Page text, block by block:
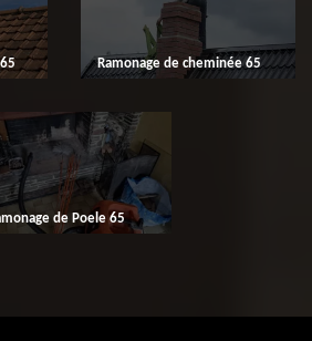
Ramonage de cheminée 65
de Poele 65